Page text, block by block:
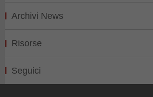
Archivi News
Risorse
Seguici